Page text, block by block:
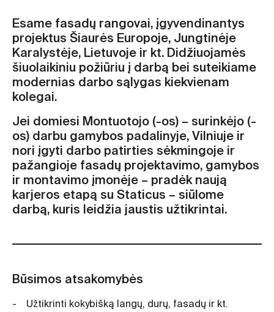
Esame fasadų rangovai, įgyvendinantys
projektus Šiaurės Europoje, Jungtinėje
Karalystėje, Lietuvoje ir kt. Didžiuojamės
šiuolaikiniu požiūriu į darbą bei suteikiame
modernias darbo sąlygas kiekvienam
kolegai.
Jei domiesi Montuotojo (-os) – surinkėjo (-
os) darbu gamybos padalinyje, Vilniuje ir
nori įgyti darbo patirties sėkmingoje ir
pažangioje fasadų projektavimo, gamybos
ir montavimo įmonėje – pradėk naują
karjeros etapą su Staticus – siūlome
darbą, kuris leidžia jaustis užtikrintai.
Būsimos atsakomybės
Užtikrinti kokybišką langų, durų, fasadų ir kt.